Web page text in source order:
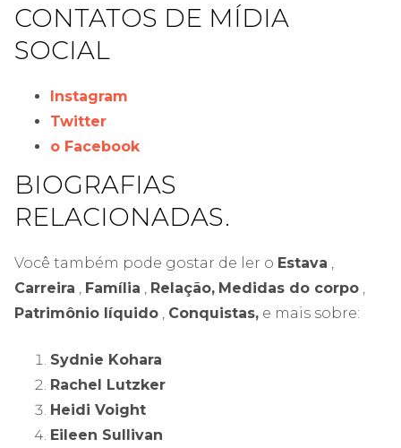
CONTATOS DE MÍDIA
SOCIAL
Instagram
Twitter
o Facebook
BIOGRAFIAS
RELACIONADAS.
Você também pode gostar de ler o Estava
Carreira
Família Relação, Medidas do corpo
Patrimônio líquido
Conquistas, e mais sobre:
Sydnie Kohara
Rachel Lutzker
Heidi Voight
Eileen Sullivan